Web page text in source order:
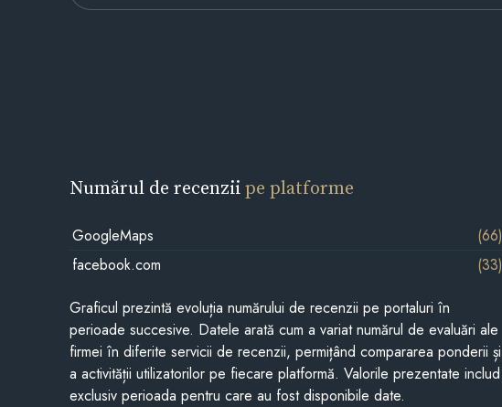
Numărul de recenziipe platforme
GoogleMaps
(66)
facebook.com
(33)
Graficul prezintă evoluția numărului de recenzii pe portaluri în
perioade succesive. Datele arată cum a variat numărul de evaluări ale
firmei în diferite servicii de recenzii, permițând compararea ponderii și
a activității utilizatorilor pe fiecare platformă. Valorile prezentate includ
exclusiv perioada pentru care au fost disponibile date.